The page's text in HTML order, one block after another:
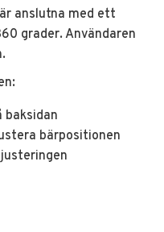
anslutna med ett
grader. Användaren
baksidan
bärpositionen